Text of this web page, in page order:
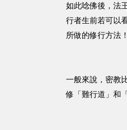
如此唸佛後，法
行者生前若可以
所做的修行方法！
一般來說，密教
修「難行道」和